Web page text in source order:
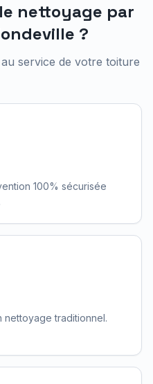
nettoyage par
?
service de votre toiture
100% sécurisée
traditionnel.